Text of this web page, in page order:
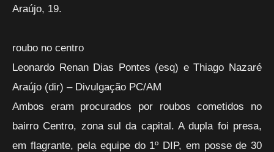
Araújo, 19.
roubo no centro
Leonardo Renan Dias Pontes (esq) e Thiago Nazaré
Araújo (dir) – Divulgação PC/AM
Ambos eram procurados por roubos cometidos no
bairro Centro, zona sul da capital. A dupla foi presa,
em flagrante, pela equipe do 1º DIP, em posse de 30